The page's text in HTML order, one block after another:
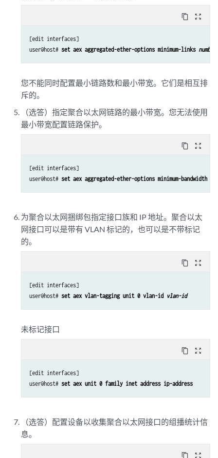
content_copy zoom_out_map
[edit interfaces]
user@host# set aex aggregated-ether-options minimum-links number
您不能同时配置最小链路数和最小带宽。它们是相互排
斥的。
（选答）指定聚合以太网链路的最小带宽。您无法使用
最小带宽配置链路保护。
content_copy zoom_out_map
[edit interfaces]
user@host# set aex aggregated-ether-options minimum-bandwidth
为聚合以太网捆绑包指定接口族和 IP 地址。聚合以太
网接口可以是带有 VLAN 标记的，也可以是不带标记
的。
content_copy zoom_out_map
[edit interfaces]
user@host# set aex vlan-tagging unit 0 vlan-id vlan-id
未标记接口
content_copy zoom_out_map
[edit interfaces]
user@host# set aex unit 0 family inet address ip-address
（选答）配置设备以收集聚合以太网接口的组播统计信
息。
content_copy zoom_out_map